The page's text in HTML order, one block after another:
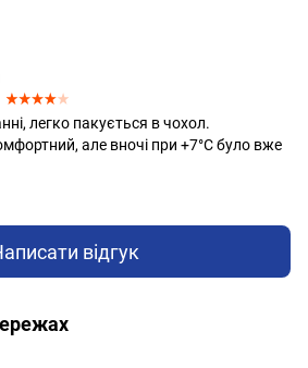
легко пакується в чохол.
але вночі при +7°C було вже
відгук